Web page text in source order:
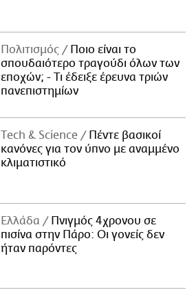
Πολιτισμός
Ποιο είναι το
σπουδαιότερο τραγούδι όλων των
εποχών; - Τι έδειξε έρευνα τριών
πανεπιστημίων
Τech & Science
Πέντε βασικοί
κανόνες για τον ύπνο με αναμμένο
κλιματιστικό
Ελλάδα
Πνιγμός 4χρονου σε
πισίνα στην Πάρο: Οι γονείς δεν
ήταν παρόντες